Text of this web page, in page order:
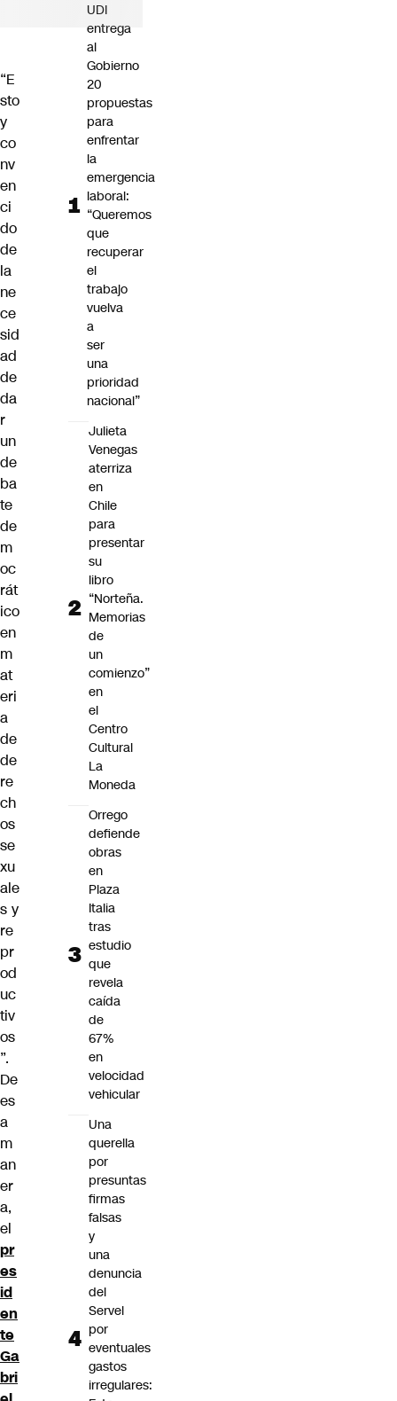
“E
sto
y
co
nv
en
ci
do
de
la
ne
ce
sid
ad
de
da
r
un
de
ba
te
de
m
oc
rát
ico
en
m
at
eri
a
de
de
re
ch
os
se
xu
ale
s y
re
pr
od
uc
tiv
os
”.
De
es
a
m
an
er
a,
el
pr
es
id
en
te
Ga
bri
UDI
entrega
al
Gobierno
20
propuestas
para
enfrentar
la
emergencia
laboral:
“Queremos
que
recuperar
el
trabajo
vuelva
a
ser
una
prioridad
nacional”
Julieta
Venegas
aterriza
en
Chile
para
presentar
su
libro
“Norteña.
Memorias
de
un
comienzo”
en
el
Centro
Cultural
La
Moneda
Orrego
defiende
obras
en
Plaza
Italia
tras
estudio
que
revela
caída
de
67%
en
velocidad
vehicular
Una
querella
por
presuntas
firmas
falsas
y
una
denuncia
del
Servel
por
eventuales
gastos
irregulares: